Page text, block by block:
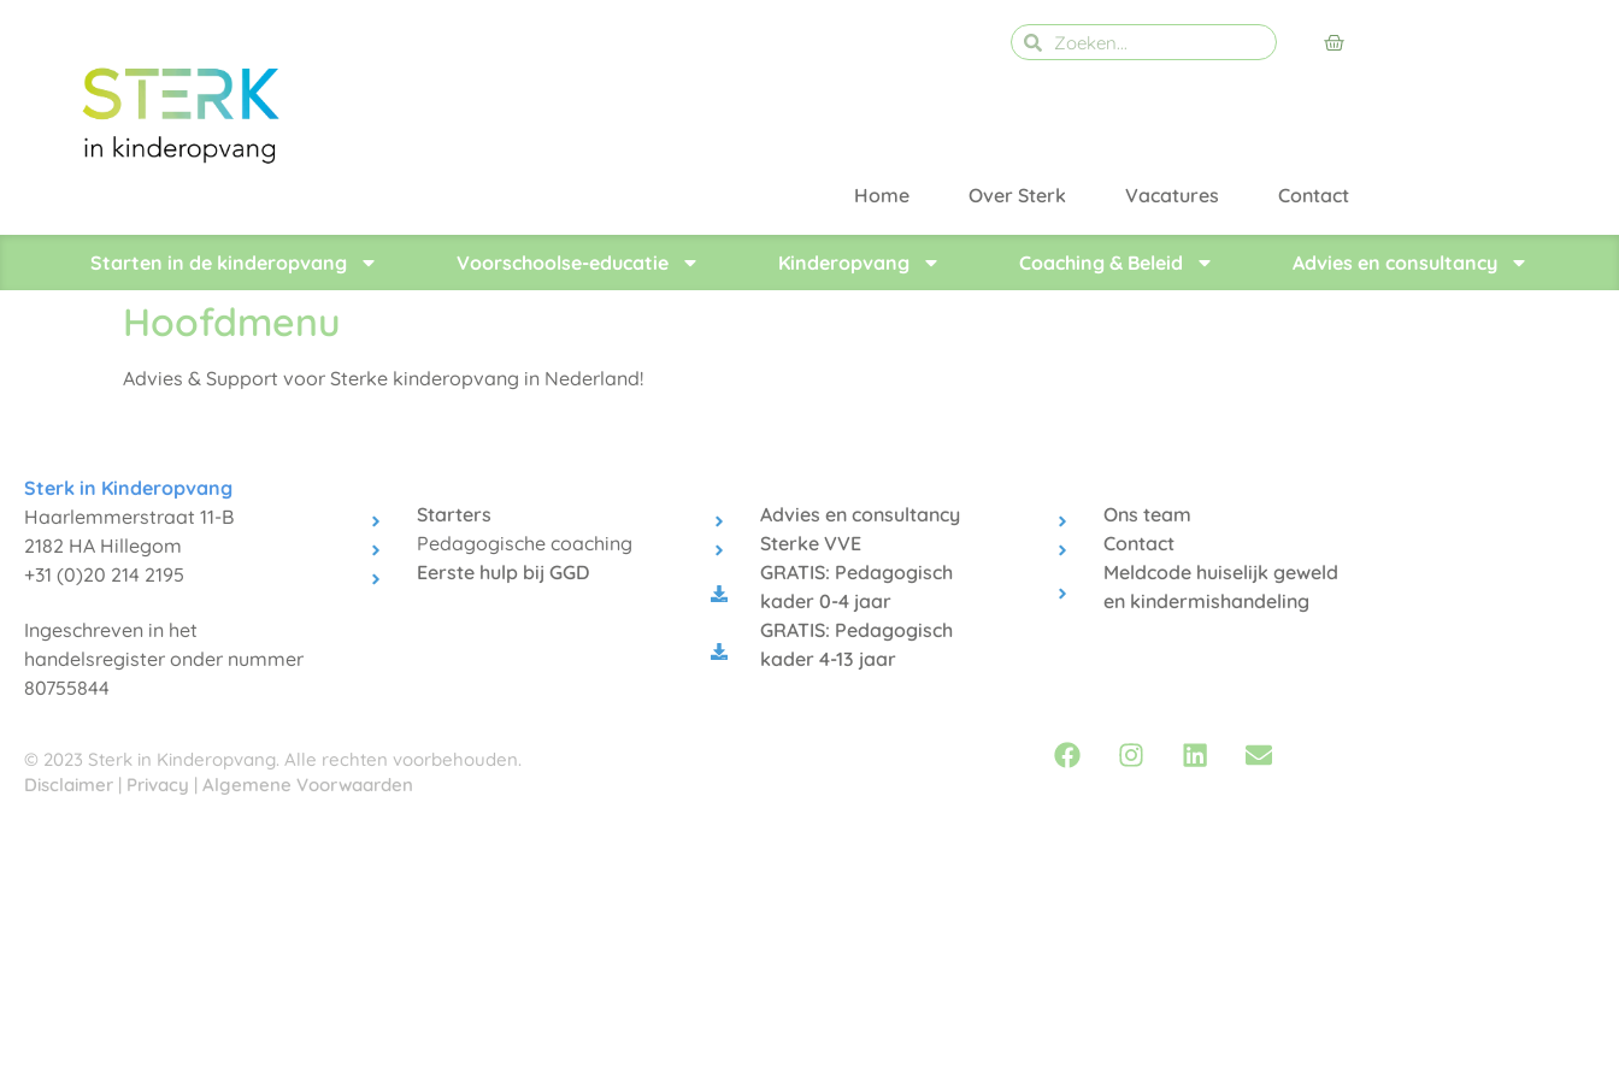
Home Over Sterk Vacatures Contact
Starten in de kinderopvang Voorschoolse-educatie Kinderopvang Coaching & Beleid Advies en consultancy
Hoofdmenu
Advies & Support voor Sterke kinderopvang in Nederland!
Sterk in Kinderopvang
Haarlemmerstraat 11-B
2182 HA Hillegom
+31 (0)20 214 2195
Ingeschreven in het
handelsregister onder nummer
80755844
Starters
Pedagogische coaching
Eerste hulp bij GGD
Advies en consultancy
Sterke VVE
GRATIS: Pedagogisch
kader 0-4 jaar
GRATIS: Pedagogisch
kader 4-13 jaar
Ons team
Contact
Meldcode huiselijk geweld
en kindermishandeling
© 2023 Sterk in Kinderopvang. Alle rechten voorbehouden.
Disclaimer
Privacy Algemene Voorwaarden